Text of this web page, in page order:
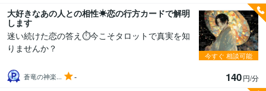
大好きなあの人との相性☀恋の行方カードで解明
します
迷い続けた恋の答え⏱今こそタロットで真実を知
りませんか？
蒼竜の神楽... - 140円/分
今すぐ 相談可能